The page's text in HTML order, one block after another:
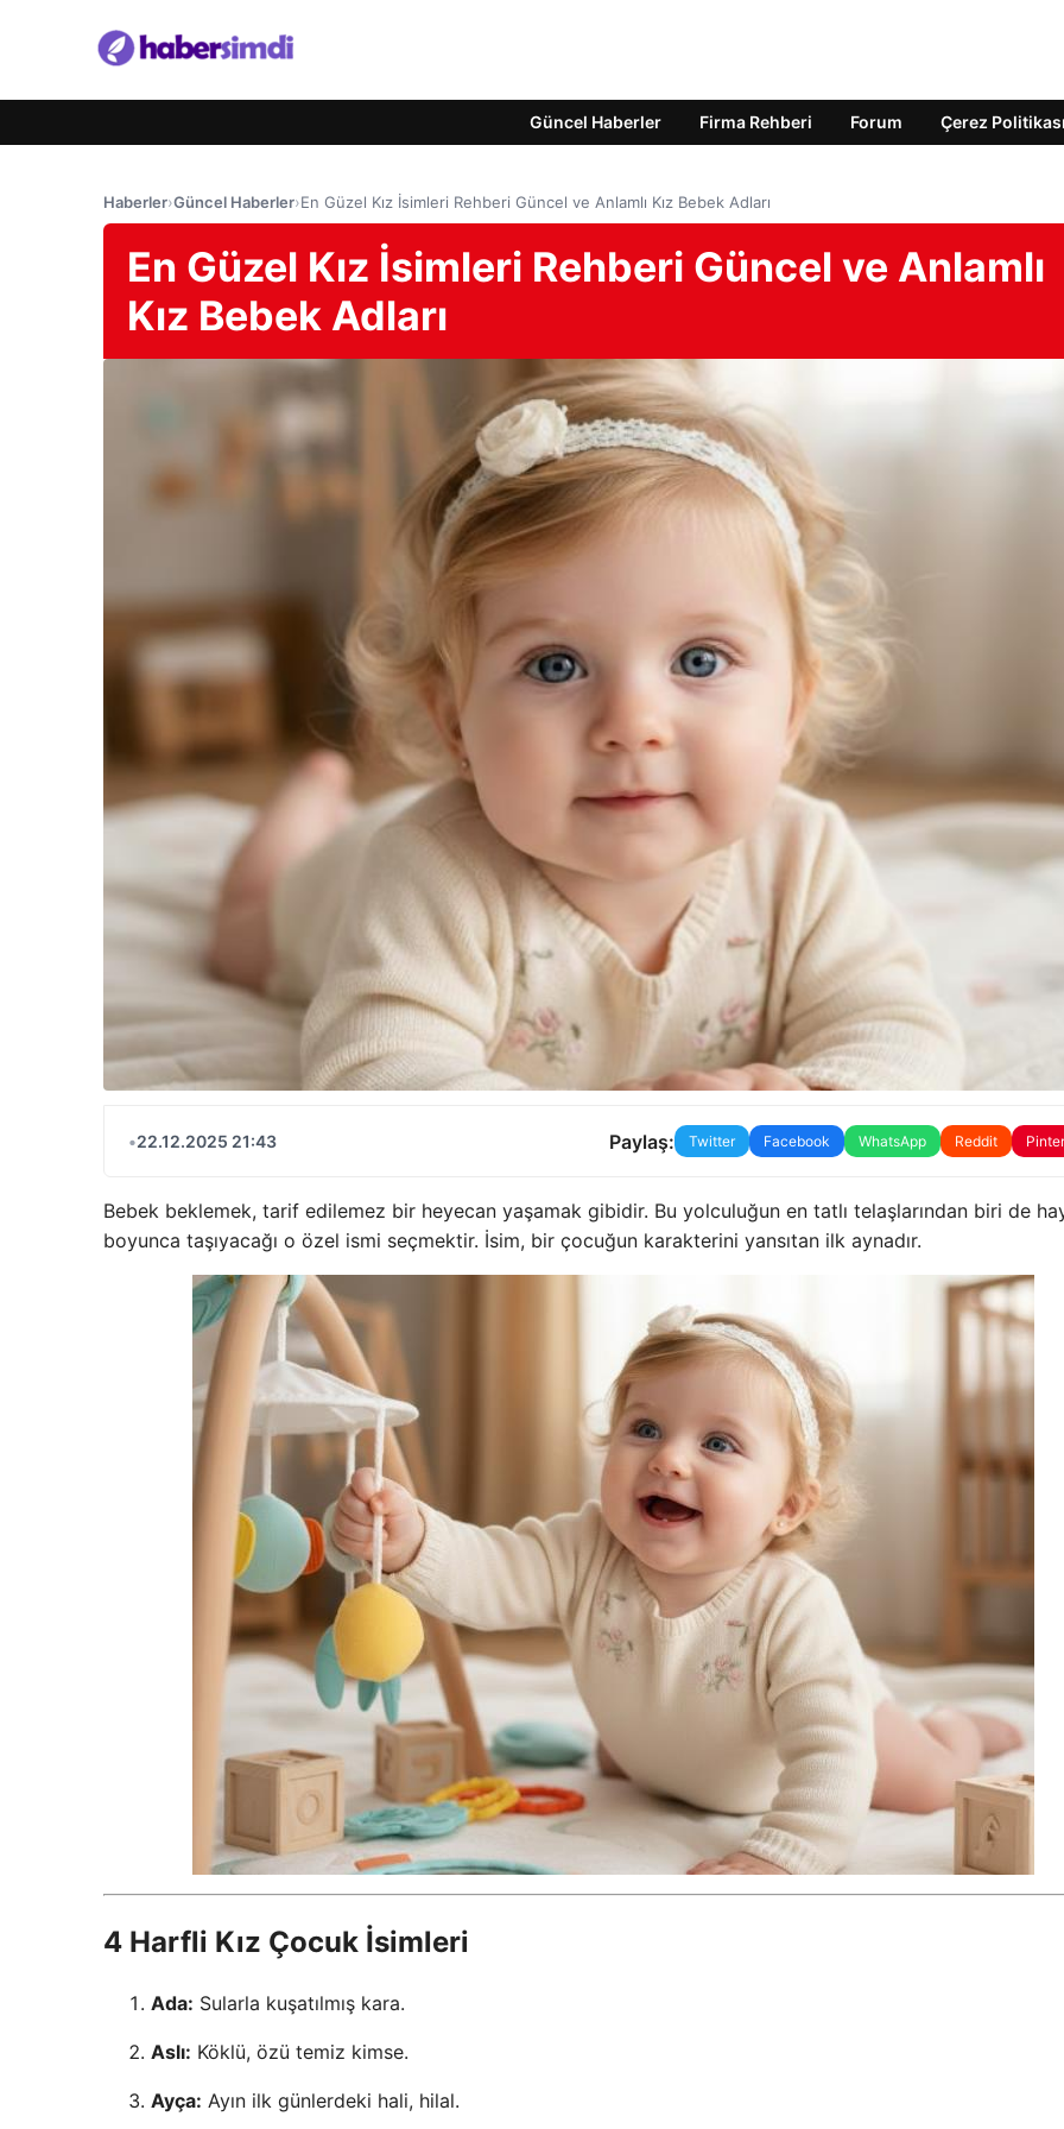
Güncel Haberler Firma Rehberi Forum Çerez Politikası
Haberler›Güncel Haberler›En Güzel Kız İsimleri Rehberi Güncel ve Anlamlı Kız Bebek Adları
En Güzel Kız İsimleri Rehberi Güncel ve Anlamlı
Kız Bebek Adları
•22.12.2025 21:43 Paylaş: Twitter Facebook WhatsApp Reddit
Bebek beklemek, tarif edilemez bir heyecan yaşamak gibidir. Bu yolculuğun en tatlı telaşlarından biri de
boyunca taşıyacağı o özel ismi seçmektir. İsim, bir çocuğun karakterini yansıtan ilk aynadır.
4 Harfli Kız Çocuk İsimleri
Ada: Sularla kuşatılmış kara.
Aslı: Köklü, özü temiz kimse.
Ayça: Ayın ilk günlerdeki hali, hilal.